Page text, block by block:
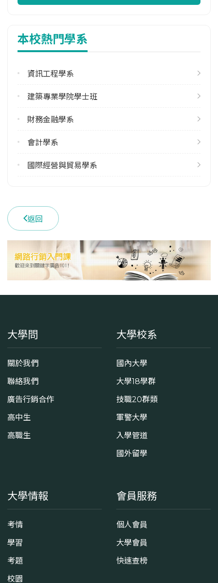
113學年度上學期
113學年度下學期
2
修輔系人數
129
113學年度下學期
113學年度上學期
4
學系電話
(04)24517250 #6110
學系地址
臺中市西屯區文華路100號
本校熱門學系
資訊工程學系
建築專業學院學士班
財務金融學系
會計學系
國際經營與貿易學系
返回
大學問
關於我們
聯絡我們
廣告行銷合作
高中生
高職生
大學校系
國內大學
大學18學群
技職20群類
軍警大學
入學管道
國外留學
大學情報
考情
學習
考題
校園
會員服務
個人會員
大學會員
快速查榜